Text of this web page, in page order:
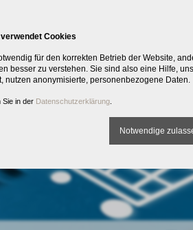
Cookies
für den korrekten Betrieb der Website,
besser zu verstehen. Sie sind also eine Hilfe,
nutzen anonymisierte, personenbezogene Daten.
Sie in der Datenschutzerklärung
Notwendige